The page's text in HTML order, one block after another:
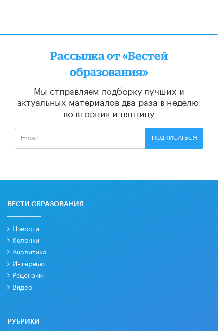
Рассылка от «Вестей
образования»
Мы отправляем подборку лучших и
актуальных материалов два раза в неделю:
во вторник и пятницу
ПОДПИСАТЬСЯ
ВЕСТИ ОБРАЗОВАНИЯ
Новости
Колонки
Аналитика
Интервью
Рецензии
Видео
РУБРИКИ